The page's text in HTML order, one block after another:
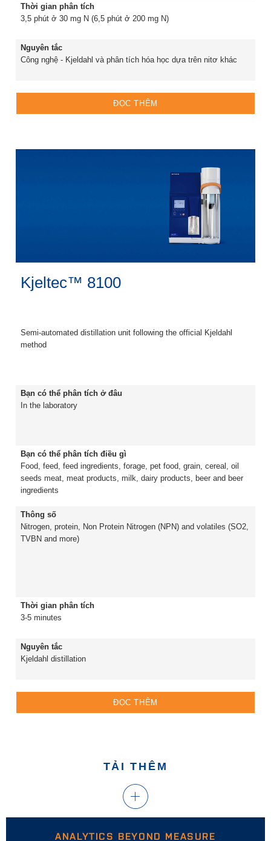
Thời gian phân tích
3,5 phút ở 30 mg N (6,5 phút ở 200 mg N)
Nguyên tắc
Công nghệ - Kjeldahl và phân tích hóa học dựa trên nitơ khác
ĐỌC THÊM
Kjeltec™ 8100
Semi-automated distillation unit following the official Kjeldahl
method
Bạn có thể phân tích ở đâu
In the laboratory
Bạn có thể phân tích điều gì
Food, feed, feed ingredients, forage, pet food, grain, cereal, oil
seeds meat, meat products, milk, dairy products, beer and beer
ingredients
Thông số
Nitrogen, protein, Non Protein Nitrogen (NPN) and volatiles (SO2,
TVBN and more)
Thời gian phân tích
3-5 minutes
Nguyên tắc
Kjeldahl distillation
ĐỌC THÊM
TẢI THÊM
ANALYTICS BEYOND MEASURE